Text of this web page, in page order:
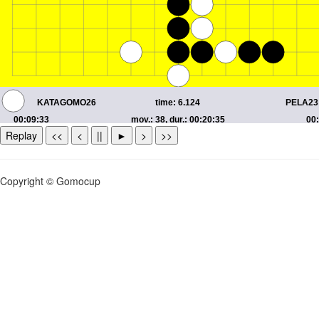
Replay << < || ► > >>
Copyright © Gomocup